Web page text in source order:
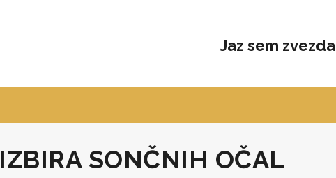
Jaz sem zvezda
IZBIRA SONČNIH OČAL